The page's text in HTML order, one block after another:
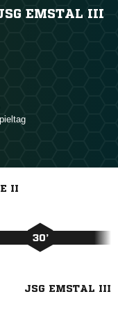
EMSTAL III
II
30’
JSG EMSTAL III